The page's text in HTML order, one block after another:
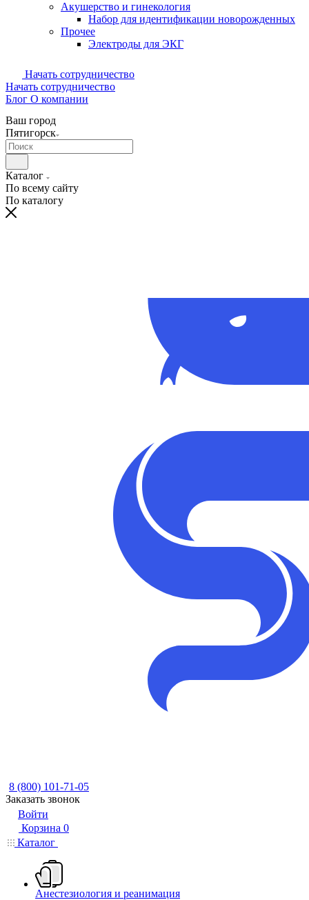
Акушерство и гинекология
Набор для идентификации новорожденных
Прочее
Электроды для ЭКГ
Начать сотрудничество
Начать сотрудничество
Блог О компании
Ваш город
Пятигорск
Каталог
По всему сайту
По каталогу
8 (800) 101-71-05
Заказать звонок
Войти
Корзина 0
Каталог
Анестезиология и реанимация